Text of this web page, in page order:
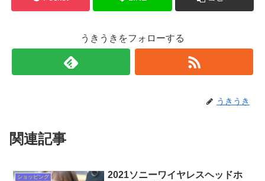
うきうきをフォローする
うきうき
関連記事
ショッピング
2021ソニーワイヤレスヘッドホ